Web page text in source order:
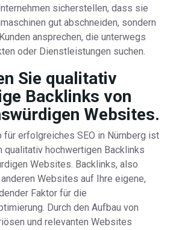
sicherstellen, dass sie
gut abschneiden, sondern
ansprechen, die unterwegs
oder Dienstleistungen suchen.
Sie qualitativ
Backlinks von
Websites.
für erfolgreiches SEO in Nürnberg ist
qualitativ hochwertigen Backlinks
Websites. Backlinks, also
Websites auf Ihre eigene,
Faktor für die
Durch den Aufbau von
und relevanten Websites